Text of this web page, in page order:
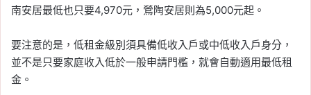
南安居最低也只要4,970元，鶯陶安居則為5,000元起。
要注意的是，低租金級別須具備低收入戶或中低收入戶身分，
並不是只要家庭收入低於一般申請門檻，就會自動適用最低租
金。